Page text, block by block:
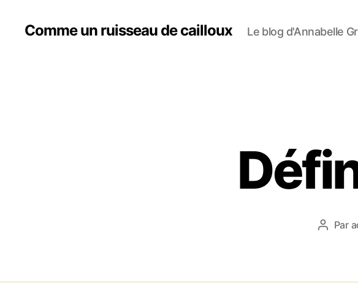
Comme un ruisseau de cailloux Le blog d'Annabelle
Auteur
Par